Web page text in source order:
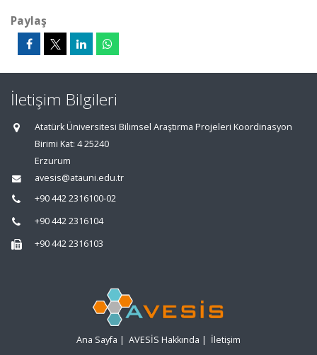
Paylaş
İletişim Bilgileri
Atatürk Üniversitesi Bilimsel Araştırma Projeleri Koordinasyon
Birimi Kat: 4 25240
Erzurum
avesis@atauni.edu.tr
+90 442 2316100-02
+90 442 2316104
+90 442 2316103
Ana Sayfa | AVESİS Hakkında | İletişim